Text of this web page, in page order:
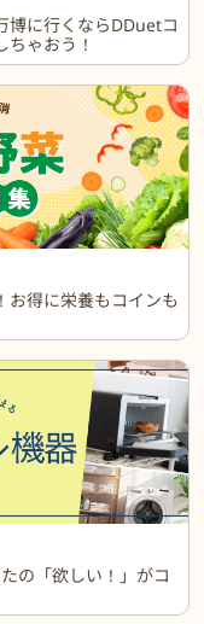
博に行くならDDuetコ
ゃおう！
お得に栄養もコインも
の「欲しい！」がコ